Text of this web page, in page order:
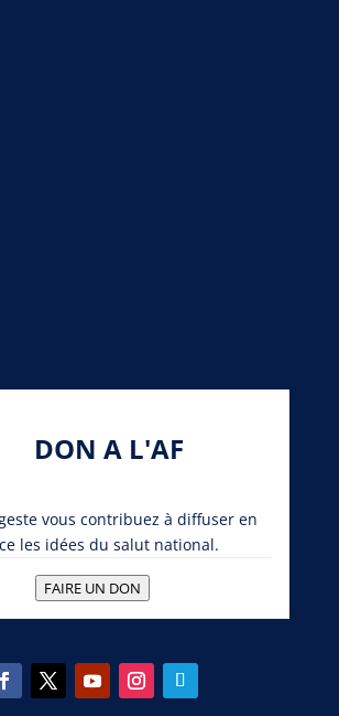
DON A L'AF
vous contribuez à diffuser en
les idées du salut national.
FAIRE UN DON